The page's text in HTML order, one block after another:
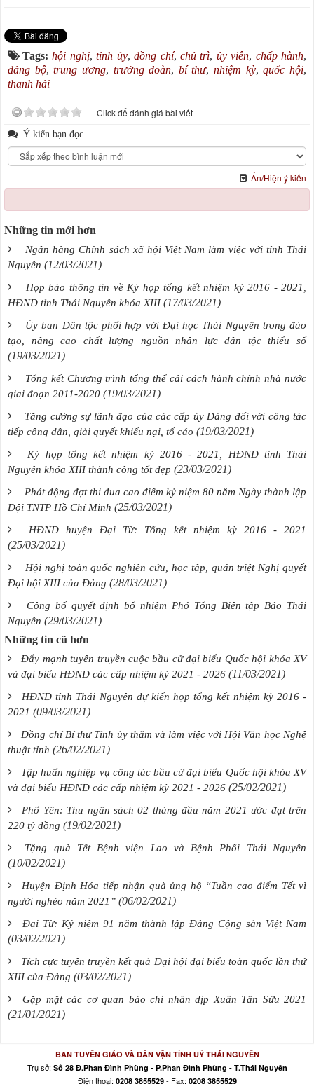
Tags:hội nghị,tỉnh ủy,đồng chí, chủ trì, ủy viên, chấp hành,
đảng bộ,trung ương, trưởng đoàn, bí thư,nhiệm kỳ,quốc hội,
thanh hải
Click để đánh giá bài viết
Ý kiến bạn đọc
Ẩn/Hiện ý kiến
Những tin mới hơn
Ngân hàng Chính sách xã hội Việt Nam làm việc với tỉnh Thái
Nguyên (12/03/2021)
Họp báo thông tin về Kỳ họp tổng kết nhiệm kỳ 2016 - 2021,
HĐND tỉnh Thái Nguyên khóa XIII (17/03/2021)
Ủy ban Dân tộc phối hợp với Đại học Thái Nguyên trong đào
tạo, nâng cao chất lượng nguồn nhân lực dân tộc thiểu số
(19/03/2021)
Tổng kết Chương trình tổng thể cải cách hành chính nhà nước
giai đoạn 2011-2020 (19/03/2021)
Tăng cường sự lãnh đạo của các cấp ủy Đảng đối với công tác
tiếp công dân, giải quyết khiếu nại, tố cáo (19/03/2021)
Kỳ họp tổng kết nhiệm kỳ 2016 - 2021, HĐND tỉnh Thái
Nguyên khóa XIII thành công tốt đẹp (23/03/2021)
Phát động đợt thi đua cao điểm kỷ niệm 80 năm Ngày thành lập
Đội TNTP Hồ Chí Minh (25/03/2021)
HĐND huyện Đại Từ: Tổng kết nhiệm kỳ 2016 - 2021
(25/03/2021)
Hội nghị toàn quốc nghiên cứu, học tập, quán triệt Nghị quyết
Đại hội XIII của Đảng (28/03/2021)
Công bố quyết định bổ nhiệm Phó Tổng Biên tập Báo Thái
Nguyên (29/03/2021)
Những tin cũ hơn
Đẩy mạnh tuyên truyền cuộc bầu cử đại biểu Quốc hội khóa XV
và đại biểu HĐND các cấp nhiệm kỳ 2021 - 2026 (11/03/2021)
HĐND tỉnh Thái Nguyên dự kiến họp tổng kết nhiệm kỳ 2016 -
2021 (09/03/2021)
Đồng chí Bí thư Tỉnh ủy thăm và làm việc với Hội Văn học Nghệ
thuật tỉnh (26/02/2021)
Tập huấn nghiệp vụ công tác bầu cử đại biểu Quốc hội khóa XV
và đại biểu HĐND các cấp nhiệm kỳ 2021 - 2026 (25/02/2021)
Phổ Yên: Thu ngân sách 02 tháng đầu năm 2021 ước đạt trên
220 tỷ đồng (19/02/2021)
Tặng quà Tết Bệnh viện Lao và Bệnh Phổi Thái Nguyên
(10/02/2021)
Huyện Định Hóa tiếp nhận quà ủng hộ “Tuần cao điểm Tết vì
người nghèo năm 2021” (06/02/2021)
Đại Từ: Kỷ niệm 91 năm thành lập Đảng Cộng sản Việt Nam
(03/02/2021)
Tích cực tuyên truyền kết quả Đại hội đại biểu toàn quốc lần thứ
XIII của Đảng (03/02/2021)
Gặp mặt các cơ quan báo chí nhân dịp Xuân Tân Sửu 2021
(21/01/2021)
BAN TUYÊN GIÁO VÀ DÂN VẬN TỈNH UỶ THÁI NGUYÊN
Trụ sở: Số 28 Đ.Phan Đình Phùng - P.Phan Đình Phùng - T.Thái Nguyên
Điện thoại: 0208 3855529- Fax: 0208 3855529